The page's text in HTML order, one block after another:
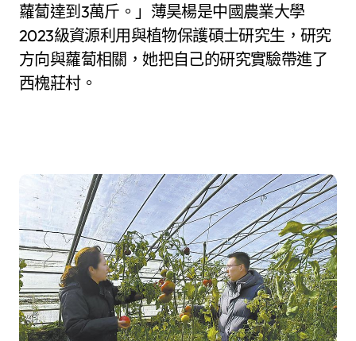
蘿蔔達到3萬斤。」薄昊楊是中國農業大學
2023級資源利用與植物保護碩士研究生，研究
方向與蘿蔔相關，她把自己的研究實驗帶進了
西槐莊村。